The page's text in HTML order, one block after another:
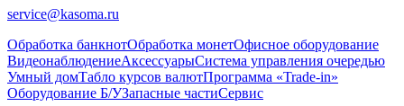
service@kasoma.ru
Обработка банкнотОбработка монетОфисное оборудование
ВидеонаблюдениеАксессуарыСистема управления очередью
Умный домТабло курсов валютПрограмма «Trade-in»
Оборудование Б/УЗапасные частиСервис